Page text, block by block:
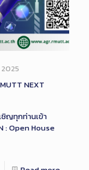
NEXT
ชิญทุกท่านเข้า
: Open House